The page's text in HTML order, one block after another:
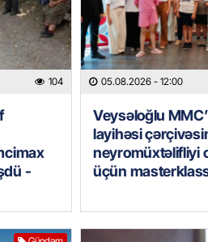
104
-
05.08.2026 - 12:00
Veysəloğlu
layihəsi
neyromüxtəlifliyi
üçün